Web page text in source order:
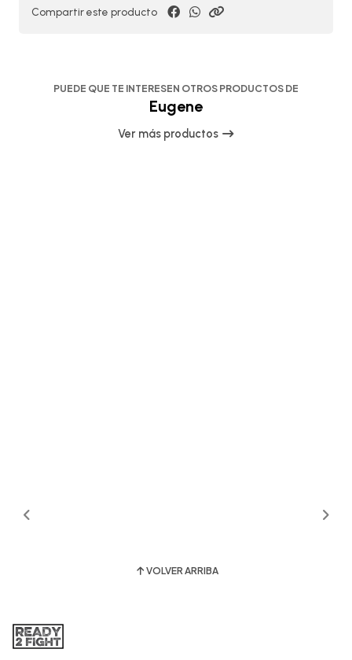
Compartir este producto
PUEDE QUE TE INTERESEN OTROS PRODUCTOS DE
Eugene
Ver más productos
VOLVER ARRIBA